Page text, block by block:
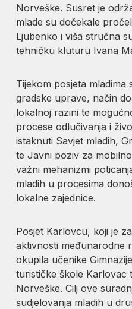
Norveške. Susret je
mlade su dočekale
Ljubenko i viša stručna
tehničku kluturu Ivana
Tijekom posjeta mladima
gradske uprave, način
lokalnoj razini te
procese odlučivanja i
istaknuti Savjet mladih,
te Javni poziv za
važni mehanizmi
mladih u procesima
lokalne zajednice.
Posjet Karlovcu, koji je
aktivnosti međunarodne
okupila učenike
turističke škole Karlovac
Norveške. Cilj ove
sudjelovanja mladih u